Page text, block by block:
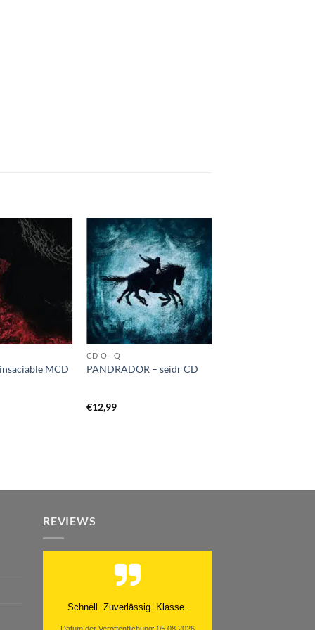
MCD
CD O - Q
PANDRADOR – seidr CD
€12,99
REVIEWS
Moinsen, hat alles super geklappt.